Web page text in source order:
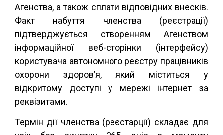
Агенства, а також сплати відповідних внесків.
Факт набуття членства (реєстрації)
підтверджується створенням Агенством
інформаційної веб-сторінки (інтерфейсу)
користувача автономного реєстру працівників
охорони здоров’я, який міститься у
відкритому доступі у мережі інтернет за
реквізитами.
Термін дії членства (реєстарції) складає для